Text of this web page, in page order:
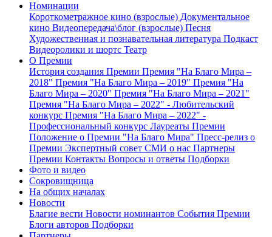
Номинации
Короткометражное кино (взрослые) Документальное
кино Видеопередача\блог (взрослые) Песня
Художественная и познавательная литература Подкаст
Видеоролики и шортс Театр
О Премии
История создания Премии Премия "На Благо Мира –
2018" Премия "На Благо Мира – 2019" Премия "На
Благо Мира – 2020" Премия "На Благо Мира – 2021"
Премия "На Благо Мира – 2022" - Любительский
конкурс Премия "На Благо Мира – 2022" -
Профессиональный конкурс Лауреаты Премии
Положение о Премии "На Благо Мира" Пресс-релиз о
Премии Экспертный совет СМИ о нас Партнеры
Премии Контакты Вопросы и ответы Подборки
Фото и видео
Сокровищница
На общих началах
Новости
Благие вести Новости номинантов События Премии
Блоги авторов Подборки